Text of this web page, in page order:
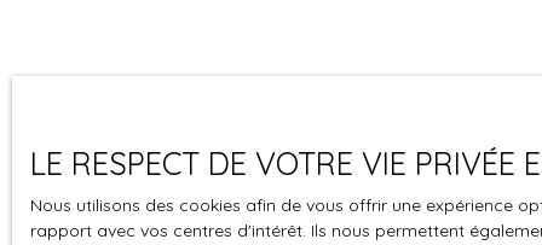
LE RESPECT DE VOTRE VIE PRIVÉE
Nous utilisons des cookies afin de vous offrir une expérience
rapport avec vos centres d'intérêt. Ils nous permettent